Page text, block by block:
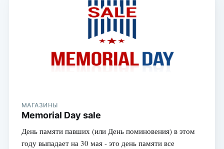
МАГАЗИНЫ
Memorial Day sale
День памяти павших (или День поминовения) в этом
году выпадает на 30 мая - это день памяти все